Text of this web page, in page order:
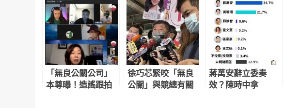
「無良公關公司」
本尊曝！造謠跟拍
徐巧芯緊咬「無良
公關」與競總有關
蔣萬安辭立委奏
效？陳時中拿